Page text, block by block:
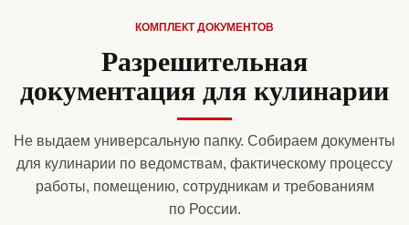
КОМПЛЕКТ ДОКУМЕНТОВ
Разрешительная
документация для кулинарии
Не выдаем универсальную папку. Собираем документы
для кулинарии по ведомствам, фактическому процессу
работы, помещению, сотрудникам и требованиям
по России.